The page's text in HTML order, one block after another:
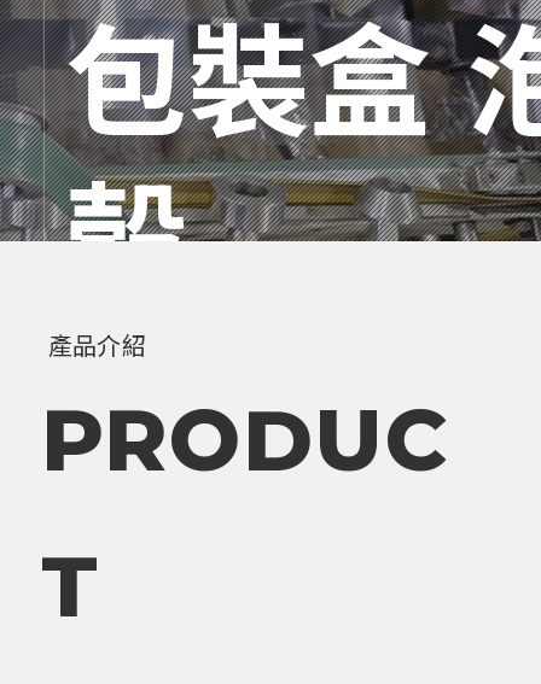
營業項目
產品介紹
最新消息
留言詢價
包裝盒
殼
超音波 高
波 製作
產品介紹
PRODUC
T